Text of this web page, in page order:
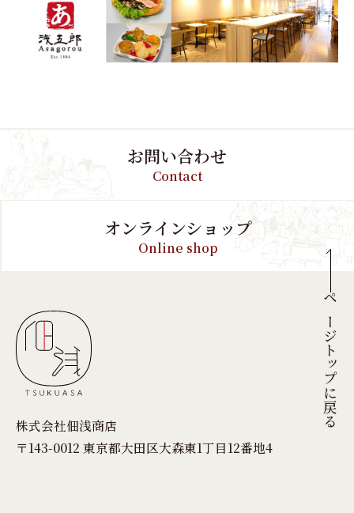
お問い合わせ
Contact
オンラインショップ
Online shop
ページトップに戻る
株式会社佃浅商店
〒143-0012 東京都大田区大森東1丁目12番地4